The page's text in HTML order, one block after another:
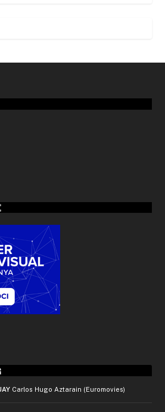
Carlos Hugo Aztarain (Euromovies)